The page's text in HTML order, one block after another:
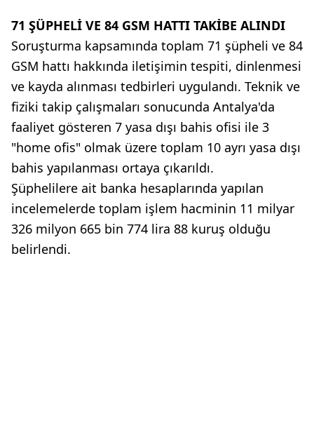
71 ŞÜPHELİ VE 84 GSM HATTI TAKİBE ALINDI
Soruşturma kapsamında toplam 71 şüpheli ve 84
GSM hattı hakkında iletişimin tespiti, dinlenmesi
ve kayda alınması tedbirleri uygulandı. Teknik ve
fiziki takip çalışmaları sonucunda Antalya'da
faaliyet gösteren 7 yasa dışı bahis ofisi ile 3
"home ofis" olmak üzere toplam 10 ayrı yasa dışı
bahis yapılanması ortaya çıkarıldı.
Şüphelilere ait banka hesaplarında yapılan
incelemelerde toplam işlem hacminin 11 milyar
326 milyon 665 bin 774 lira 88 kuruş olduğu
belirlendi.